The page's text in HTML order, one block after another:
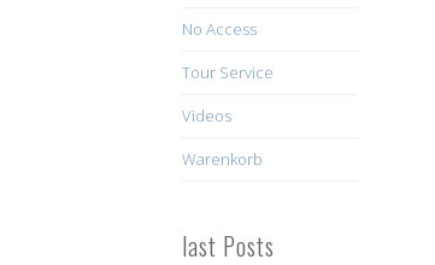
No Access
Tour Service
Videos
Warenkorb
last Posts